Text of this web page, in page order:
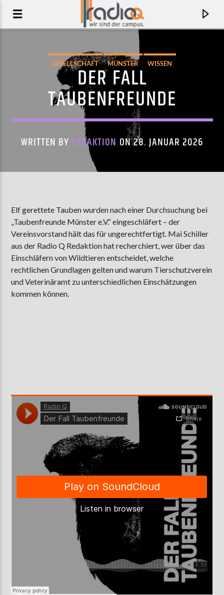
MIRACLE (SCOOBERT DOOBERT REMIX)
CHAI
AKTUELLE SENDUNG
MOEBIUS
00:00
GESELLSCHAFT MÜNSTER WISSEN
DER FALL
TAUBENFREUNDE
WRITTEN BY REDAKTION ON 28. JANUAR 2026
Elf gerettete Tauben wurden nach einer Durchsuchung bei
„Taubenfreunde Münster e.V.“ eingeschläfert – der
Vereinsvorstand hält das für ungerechtfertigt. Mai Schiller
aus der Radio Q Redaktion hat recherchiert, wer über das
Einschläfern von Wildtieren entscheidet, welche
rechtlichen Grundlagen gelten und warum Tierschutzverein
und Veterinäramt zu unterschiedlichen Einschätzungen
kommen können.